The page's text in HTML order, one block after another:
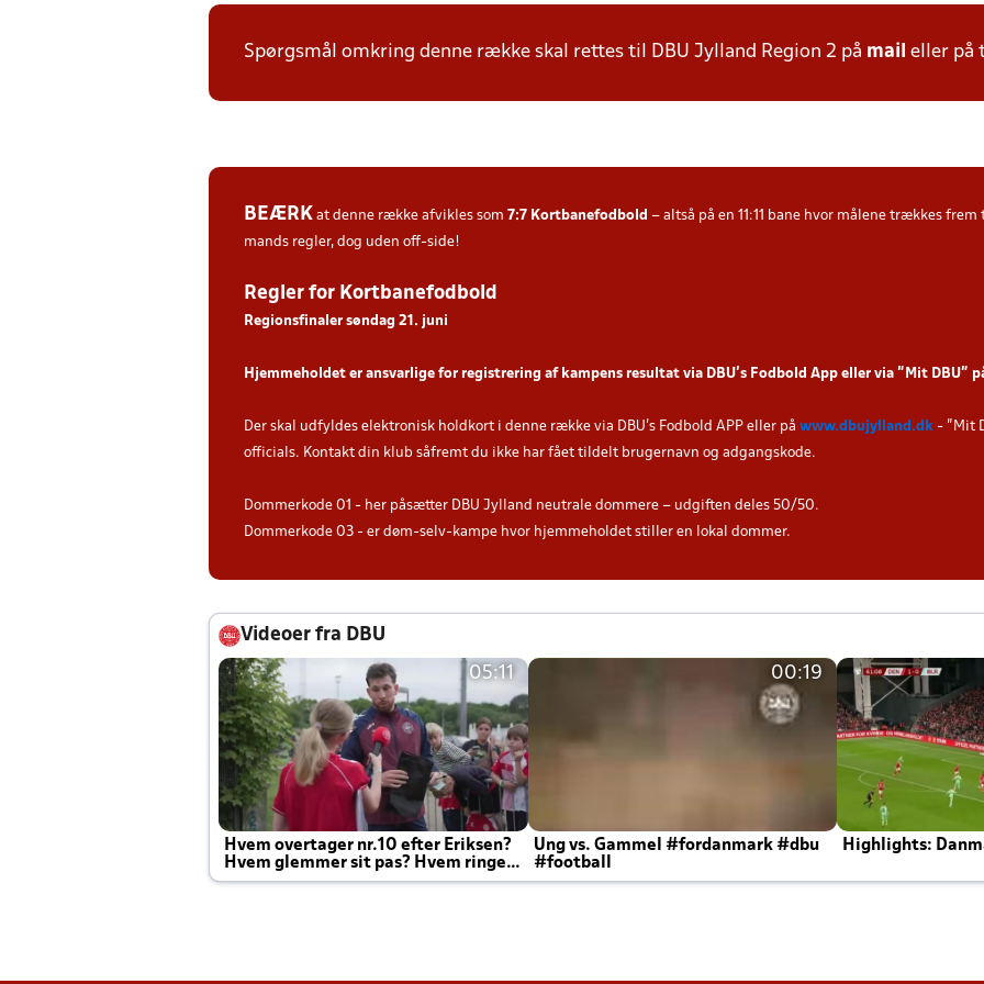
Spørgsmål omkring denne række skal rettes til DBU Jylland Region 2 på mail eller
BEÆRK at denne række afvikles som 7:7 Kortbanefodbold – altså på en 11:11 bane hvor målene trækkes
mands regler, dog uden off-side!
Regler for Kortbanefodbold
Regionsfinaler søndag 21. juni
Hjemmeholdet er ansvarlige for registrering af kampens resultat via DBU’s Fodbold App eller via ”Mit DBU”
Der skal udfyldes elektronisk holdkort i denne række via DBU's Fodbold APP eller på www.dbujylland.dk - "Mit
officials. Kontakt din klub såfremt du ikke har fået tildelt brugernavn og adgangskode.
Dommerkode 01 - her påsætter DBU Jylland neutrale dommere – udgiften deles 50/50.
Dommerkode 03 - er døm-selv-kampe hvor hjemmeholdet stiller en lokal dommer.
Videoer fra DBU
05:11
Hvem overtager nr.10 efter Eriksen?
Hvem glemmer sit pas? Hvem ringer
Joachim altid til efter kampe?
00:19
Ung vs. Gammel #fordanmark #dbu
#football
Highlights: